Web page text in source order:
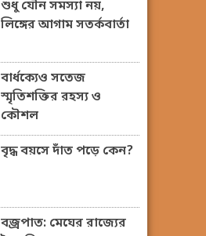
শুধু যৌন সমস্যা নয়,
লিঙ্গের আগাম সতর্কবার্তা
বার্ধক্যেও সতেজ
স্মৃতিশক্তির রহস্য ও
কৌশল
বৃদ্ধ বয়সে দাঁত পড়ে কেন?
বজ্রপাত: মেঘের রাজ্যের